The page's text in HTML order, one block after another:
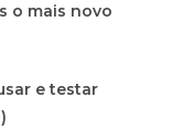
o mais novo
e testar